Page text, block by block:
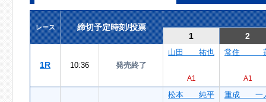
レース
締切予定時刻/投票
1
2
1R 10:36 発売終了
山田 祐也
A1
常住
A1
松本 純平 重成 一